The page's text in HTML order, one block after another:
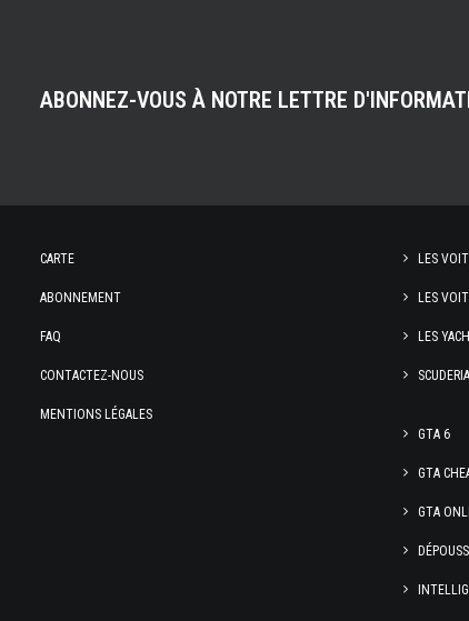
ABONNEZ-VOUS À NOTRE LETTRE
CARTE
ABONNEMENT
FAQ
CONTACTEZ-NOUS
MENTIONS LÉGALES
LES
LES
LES
GTA 6
GTA
GTA